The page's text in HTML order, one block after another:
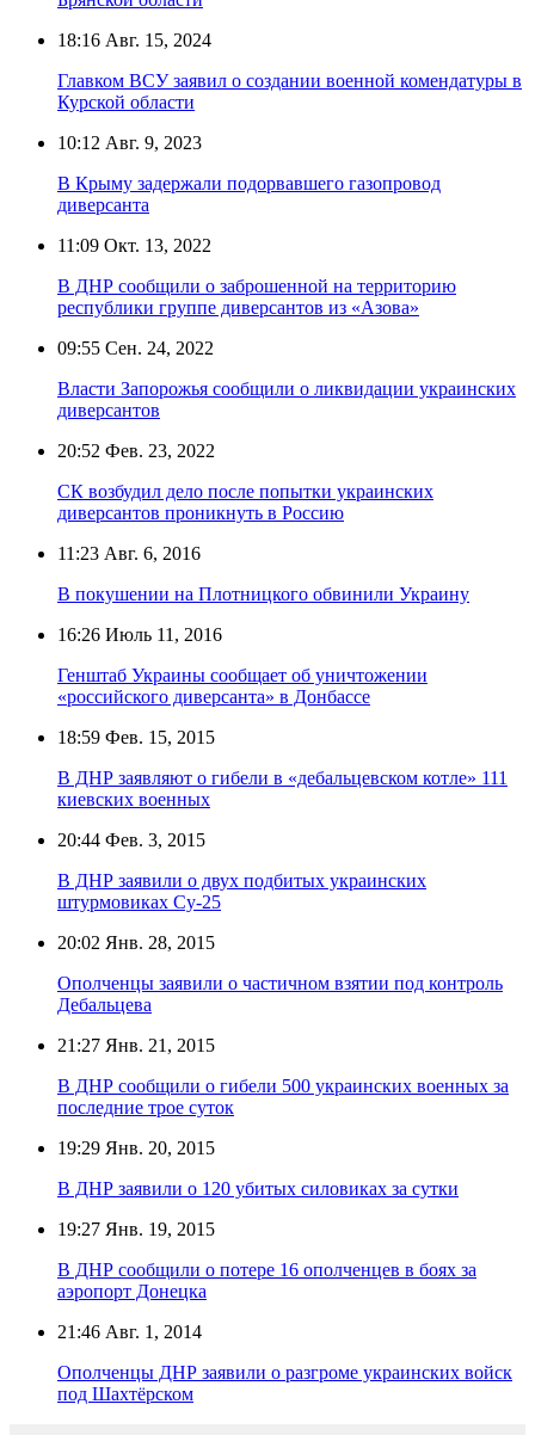
18:16 Авг. 15, 2024
Главком ВСУ заявил о создании военной комендатуры в
Курской области
10:12 Авг. 9, 2023
В Крыму задержали подорвавшего газопровод
диверсанта
11:09 Окт. 13, 2022
В ДНР сообщили о заброшенной на территорию
республики группе диверсантов из «Азова»
09:55 Сен. 24, 2022
Власти Запорожья сообщили о ликвидации украинских
диверсантов
20:52 Фев. 23, 2022
СК возбудил дело после попытки украинских
диверсантов проникнуть в Россию
11:23 Авг. 6, 2016
В покушении на Плотницкого обвинили Украину
16:26 Июль 11, 2016
Генштаб Украины сообщает об уничтожении
«российского диверсанта» в Донбассе
18:59 Фев. 15, 2015
В ДНР заявляют о гибели в «дебальцевском котле» 111
киевских военных
20:44 Фев. 3, 2015
В ДНР заявили о двух подбитых украинских
штурмовиках Су-25
20:02 Янв. 28, 2015
Ополченцы заявили о частичном взятии под контроль
Дебальцева
21:27 Янв. 21, 2015
В ДНР сообщили о гибели 500 украинских военных за
последние трое суток
19:29 Янв. 20, 2015
В ДНР заявили о 120 убитых силовиках за сутки
19:27 Янв. 19, 2015
В ДНР сообщили о потере 16 ополченцев в боях за
аэропорт Донецка
21:46 Авг. 1, 2014
Ополченцы ДНР заявили о разгроме украинских войск
под Шахтёрском